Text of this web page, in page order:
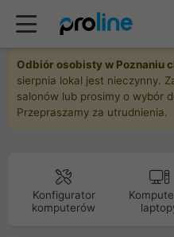
Odbiór osobisty w Poznaniu
sierpnia lokal jest nieczynny.
salonów lub prosimy o wybór
Przepraszamy za utrudnienia.
Konfigurator
komputerów